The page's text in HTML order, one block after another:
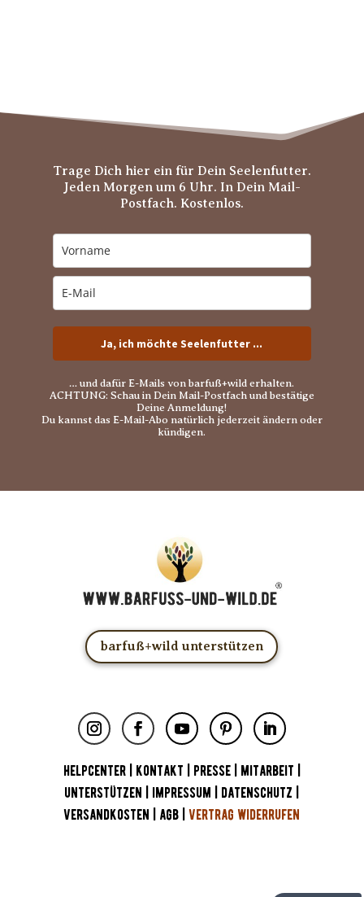
Trage Dich hier ein für Dein Seelenfutter.
Jeden Morgen um 6 Uhr. In Dein Mail-
Postfach. Kostenlos.
Ja, ich möchte Seelenfutter ...
… und dafür E-Mails von barfuß+wild erhalten.
ACHTUNG: Schau in Dein Mail-Postfach und bestätige
Deine Anmeldung!
Du kannst das E-Mail-Abo natürlich jederzeit ändern oder
kündigen.
barfuß+wild unterstützen
HELPCENTER| KONTAKT PRESSE| MITARBEIT
UNTERSTÜTZEN
IMPRESSUM DATENSCHUTZ
VERSANDKOSTEN
AGB |VERTRAG WIDERRUFEN